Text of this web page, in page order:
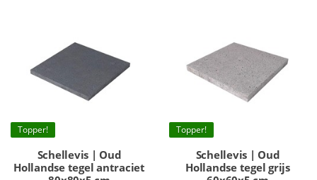
Topper!
Schellevis | Oud
Hollandse tegel antraciet
Topper!
Schellevis | Oud
Hollandse tegel grijs